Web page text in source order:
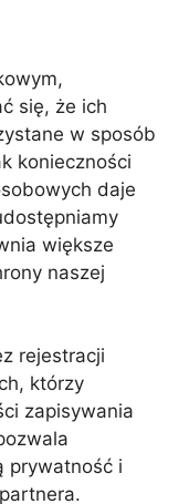
się, że ich
w sposób
konieczności
daje
większe
naszej
rejestracji
którzy
zapisywania
prywatność i